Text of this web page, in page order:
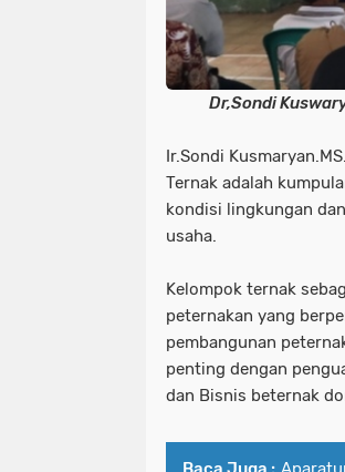
Dr,Sondi
Ir.Sondi
Ternak adalah
kondisi lingkungan
usaha.
Kelompok ternak
peternakan yang
pembangunan
penting dengan
dan Bisnis beternak